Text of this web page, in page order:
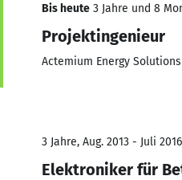
Bis heute 3 Jahre und 8
Projektingenieur
Actemium Energy
3 Jahre, Aug. 2013 - Juli 2016
Elektroniker für